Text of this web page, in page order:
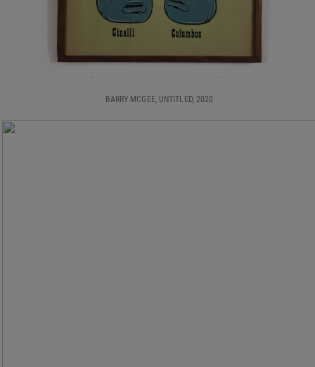
BARRY MCGEE, UNTITLED, 2020